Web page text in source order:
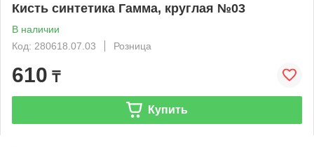
Кисть синтетика Гамма, круглая №03
В наличии
Код: 280618.07.03
Розница
610 ₸
Купить